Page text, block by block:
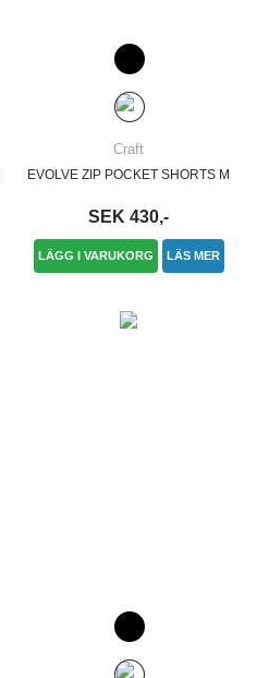
Craft
EVOLVE ZIP POCKET SHORTS M
SEK 430,-
LÄGG I VARUKORG LÄS MER